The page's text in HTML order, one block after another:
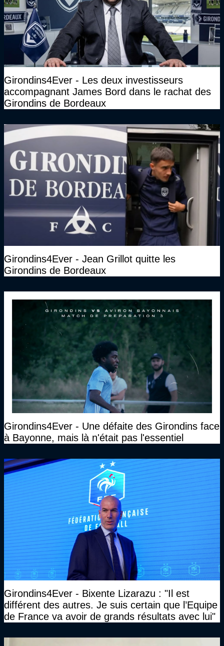
Girondins4Ever - Les deux investisseurs
accompagnant James Bord dans le rachat des
Girondins de Bordeaux
Girondins4Ever - Jean Grillot quitte les
Girondins de Bordeaux
Girondins4Ever - Une défaite des Girondins face
à Bayonne, mais là n'était pas l'essentiel
Girondins4Ever - Bixente Lizarazu : "Il est
différent des autres. Je suis certain que l’Equipe
de France va avoir de grands résultats avec lui"